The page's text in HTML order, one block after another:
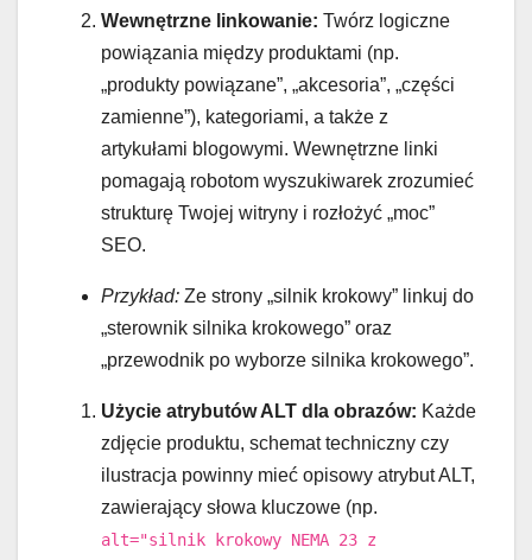
Wewnętrzne linkowanie: Twórz logiczne
powiązania między produktami (np.
„produkty powiązane”, „akcesoria”, „części
zamienne”), kategoriami, a także z
artykułami blogowymi. Wewnętrzne linki
pomagają robotom wyszukiwarek zrozumieć
strukturę Twojej witryny i rozłożyć „moc”
SEO.
Przykład: Ze strony „silnik krokowy” linkuj do
„sterownik silnika krokowego” oraz
„przewodnik po wyborze silnika krokowego”.
Użycie atrybutów ALT dla obrazów: Każde
zdjęcie produktu, schemat techniczny czy
ilustracja powinny mieć opisowy atrybut ALT,
zawierający słowa kluczowe (np.
alt="silnik krokowy NEMA 23 z